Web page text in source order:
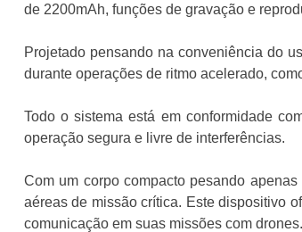
de 2200mAh, funções de gravação e
Projetado pensando na conveniência do
durante operações de ritmo acelerado,
Todo o sistema está em conformidade
operação segura e livre de interferências.
Com um corpo compacto pesando
aéreas de missão crítica. Este dispositivo
comunicação em suas missões com drones.